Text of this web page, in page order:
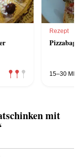
Rezept
15–30 MIN
mit